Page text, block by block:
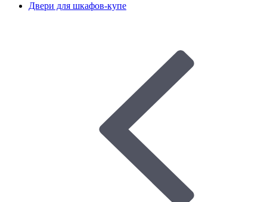
Двери для шкафов-купе